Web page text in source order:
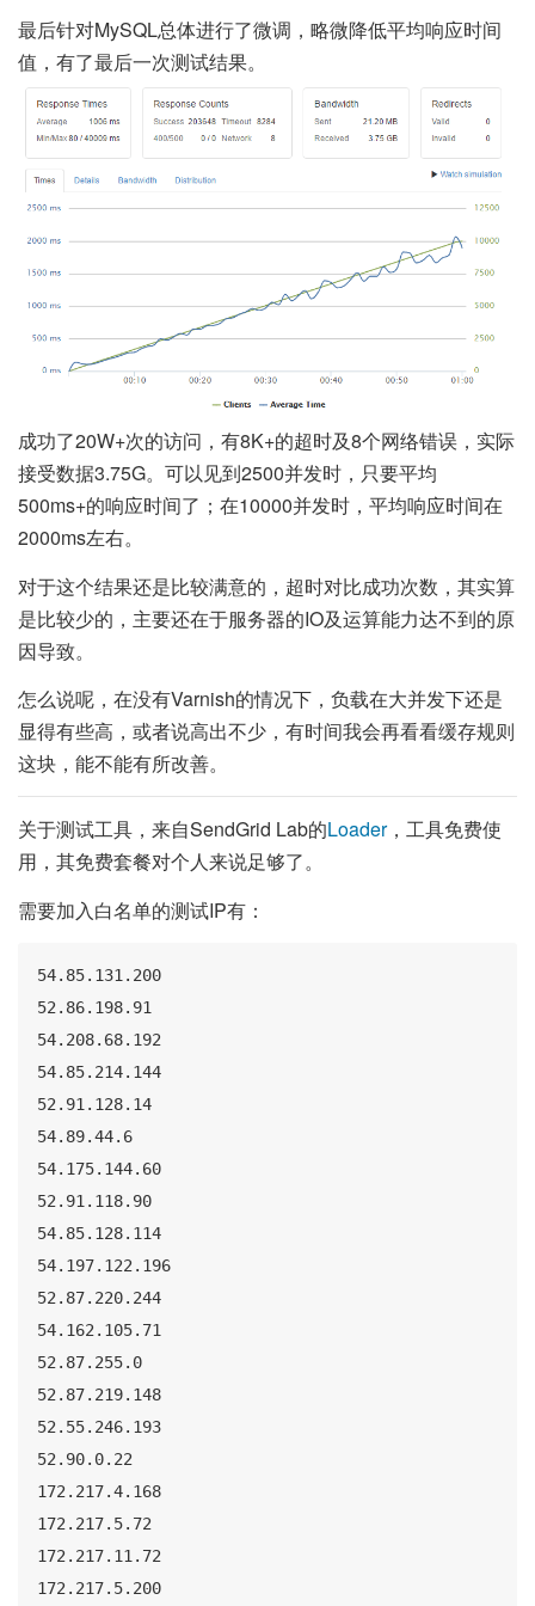
最后针对MySQL总体进行了微调，略微降低平均响应时间
值，有了最后一次测试结果。
成功了20W+次的访问，有8K+的超时及8个网络错误，实际
接受数据3.75G。可以见到2500并发时，只要平均
500ms+的响应时间了；在10000并发时，平均响应时间在
2000ms左右。
对于这个结果还是比较满意的，超时对比成功次数，其实算
是比较少的，主要还在于服务器的IO及运算能力达不到的原
因导致。
怎么说呢，在没有Varnish的情况下，负载在大并发下还是
显得有些高，或者说高出不少，有时间我会再看看缓存规则
这块，能不能有所改善。
关于测试工具，来自SendGrid Lab的Loader，工具免费使
用，其免费套餐对个人来说足够了。
需要加入白名单的测试IP有：
54.85.131.200
52.86.198.91
54.208.68.192
54.85.214.144
52.91.128.14
54.89.44.6
54.175.144.60
52.91.118.90
54.85.128.114
54.197.122.196
52.87.220.244
54.162.105.71
52.87.255.0
52.87.219.148
52.55.246.193
52.90.0.22
172.217.4.168
172.217.5.72
172.217.11.72
172.217.5.200